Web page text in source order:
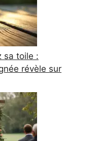
sa toile :
révèle sur